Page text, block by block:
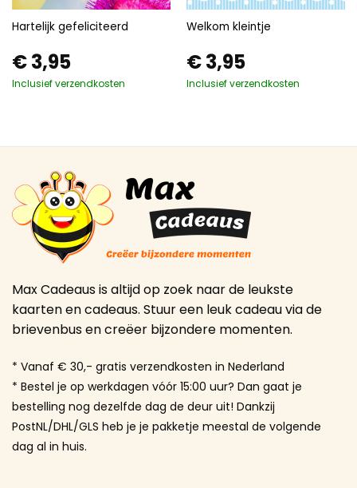
Hartelijk gefeliciteerd
€3,95
Inclusief verzendkosten
Welkom kleintje
€3,95
Inclusief verzendkosten
Max Cadeaus is altijd op zoek naar de leukste
kaarten en cadeaus. Stuur een leuk cadeau via de
brievenbus en creëer bijzondere momenten.
* Vanaf € 30,- gratis verzendkosten in Nederland
* Bestel je op werkdagen vóór 15:00 uur? Dan gaat je
bestelling nog dezelfde dag de deur uit! Dankzij
PostNL/DHL/GLS heb je je pakketje meestal de volgende
dag al in huis.